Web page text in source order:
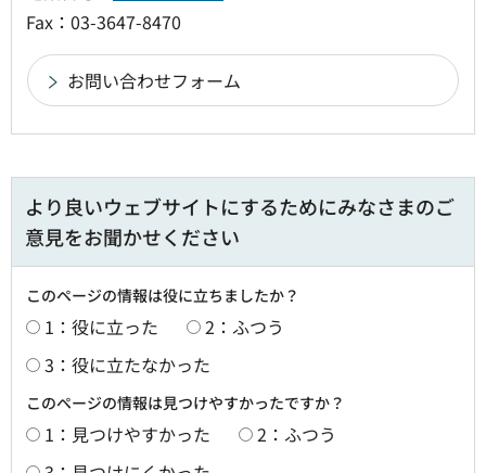
Fax：03-3647-8470
より良いウェブサイトにするためにみなさまのご
意見をお聞かせください
このページの情報は役に立ちましたか？
1：役に立った
2：ふつう
3：役に立たなかった
このページの情報は見つけやすかったですか？
1：見つけやすかった
2：ふつう